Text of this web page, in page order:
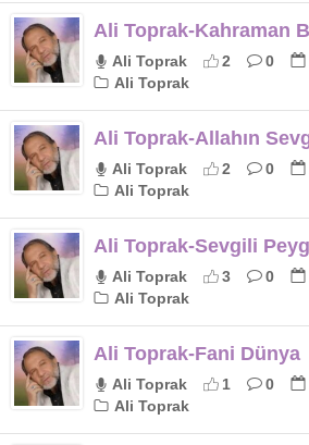
Ali Toprak-Kahraman
Ali Toprak 2 0
Ali Toprak
Ali Toprak-Allahın
Ali Toprak 2 0
Ali Toprak
Ali Toprak-Sevgili
Ali Toprak 3 0
Ali Toprak
Ali Toprak-Fani Dünya
Ali Toprak 1 0
Ali Toprak